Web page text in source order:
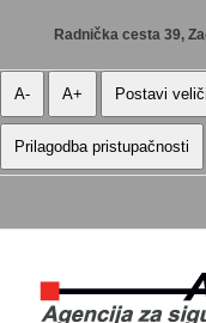
Radnička cesta 39,
A- A+ Postavi
Prilagodba pristupačnosti